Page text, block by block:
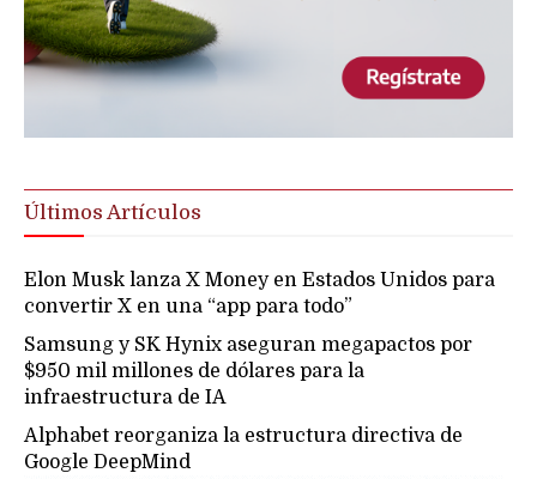
Últimos Artículos
Elon Musk lanza X Money en Estados Unidos para
convertir X en una “app para todo”
Samsung y SK Hynix aseguran megapactos por
$950 mil millones de dólares para la
infraestructura de IA
Alphabet reorganiza la estructura directiva de
Google DeepMind